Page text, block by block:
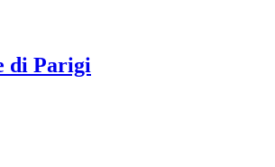
di Parigi